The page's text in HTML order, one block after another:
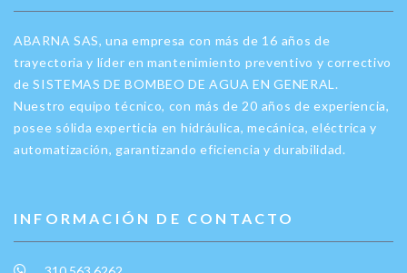
ABARNA SAS, una empresa con más de 16 años de
trayectoria y líder en mantenimiento preventivo y correctivo
de SISTEMAS DE BOMBEO DE AGUA EN GENERAL.
Nuestro equipo técnico, con más de 20 años de experiencia,
posee sólida experticia en hidráulica, mecánica, eléctrica y
automatización, garantizando eficiencia y durabilidad.
INFORMACIÓN DE CONTACTO